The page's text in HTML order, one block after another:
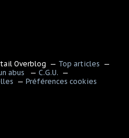
Overblog
Top articles
abus
C.G.U.
Préférences cookies